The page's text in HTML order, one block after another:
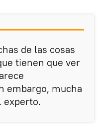
de las cosas
tienen que ver
embargo, mucha
experto.